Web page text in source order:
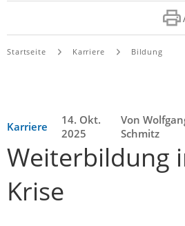
Startseite Karriere Bildung
Karriere
14. Okt.
2025
Von
Schmitz
Weiterbildung
Krise